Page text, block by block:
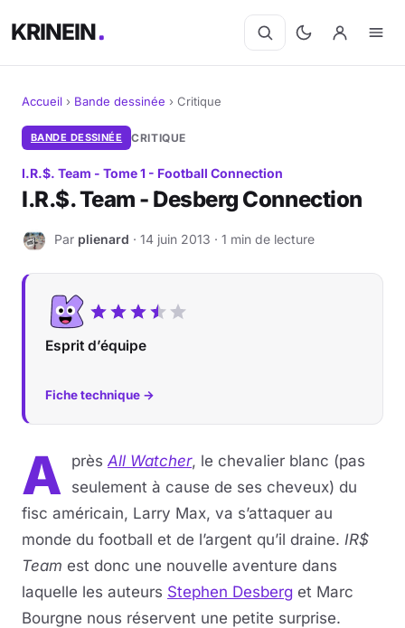
KRINEIN
Cinéma
Séries
Livres
Jeux vidéo
Jeux de société
Sortir
Sciences & Tech
Forum
Accueil › Bande dessinée › Critique
BANDE DESSINÉE CRITIQUE
I.R.$. Team - Tome 1 - Football Connection
I.R.$. Team - Desberg Connection
P Par plienard · 14 juin 2013 · 1 min de lecture
Esprit d’équipe
Fiche technique →
A prèsAll Watcher, le chevalier blanc (pas
seulement à cause de ses cheveux) du
fisc américain, Larry Max, va s’attaquer au
monde du football et de l’argent qu’il draine. IR$
Team est donc une nouvelle aventure dans
laquelle les auteurs Stephen Desberg et Marc
Bourgne nous réservent une petite surprise.